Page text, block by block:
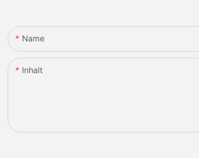
Name
Inhalt